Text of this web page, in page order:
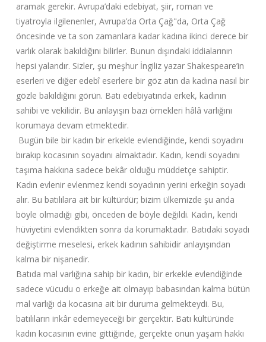
aramak gerekir. Avrupa’daki edebiyat, şiir, roman ve
tiyatroyla ilgilenenler, Avrupa’da Orta Çağ"da, Orta Çağ
öncesinde ve ta son zamanlara kadar kadına ikinci derece bir
varlık olarak bakıldığını bilirler. Bunun dışındaki iddialarının
hepsi yalandır. Sizler, şu meşhur İngiliz yazar Shakespeare’in
eserleri ve diğer edebî eserlere bir göz atın da kadına nasıl bir
gözle bakıldığını görün. Batı edebiyatında erkek, kadının
sahibi ve vekilidir. Bu anlayışın bazı örnekleri hâlâ varlığını
korumaya devam etmektedir.
Bugün bile bir kadın bir erkekle evlendiğinde, kendi soyadını
bırakıp kocasının soyadını almaktadır. Kadın, kendi soyadını
taşıma hakkına sadece bekâr olduğu müddetçe sahiptir.
Kadın evlenir evlenmez kendi soyadının yerini erkeğin soyadı
alır. Bu batılılara ait bir kültürdür; bizim ülkemizde şu anda
böyle olmadığı gibi, önceden de böyle değildi. Kadın, kendi
hüviyetini evlendikten sonra da korumaktadır. Batıdaki soyadı
değiştirme meselesi, erkek kadının sahibidir anlayışından
kalma bir nişanedir.
Batıda mal varlığına sahip bir kadın, bir erkekle evlendiğinde
sadece vücudu o erkeğe ait olmayıp babasından kalma bütün
mal varlığı da kocasına ait bir duruma gelmekteydi. Bu,
batılıların inkâr edemeyeceği bir gerçektir. Batı kültüründe
kadın kocasının evine gittiğinde, gerçekte onun yaşam hakkı